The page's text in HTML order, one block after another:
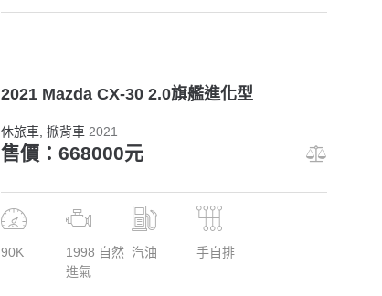
2021 Mazda CX-30 2.0旗艦進化型
休旅車 , 掀背車 2021
售價：668000元
90K
1998 自然
進氣
汽油 手自排